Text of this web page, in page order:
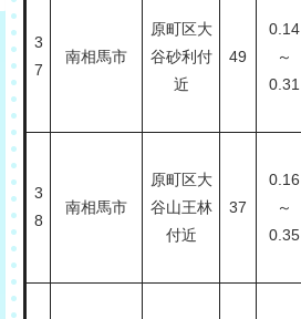
3
7
南相馬市
原町区大
谷砂利付
近
49
0.14
～
0.31
3
8
南相馬市
原町区大
谷山王林
付近
37
0.16
～
0.35